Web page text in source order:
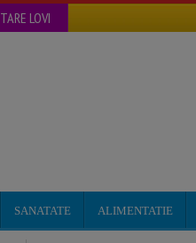
LOVI
SANATATE ALIMENTATIE